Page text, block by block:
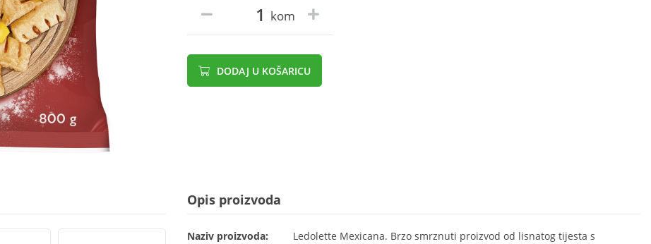
kom
DODAJ U KOŠARICU
Opis proizvoda
Naziv proizvoda:
Ledolette Mexicana. Brzo smrznuti proizvod od lisnatog tijesta s